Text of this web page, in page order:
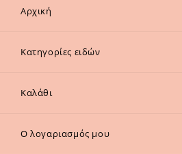
Αρχική
Κατηγορίες ειδών
Καλάθι
Ο λογαριασμός μου